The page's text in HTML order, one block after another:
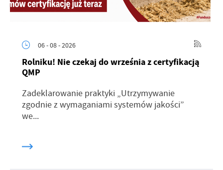
06 - 08 - 2026
Rolniku! Nie czekaj do września z certyfikacją
QMP
Zadeklarowanie praktyki „Utrzymywanie
zgodnie z wymaganiami systemów jakości”
we...